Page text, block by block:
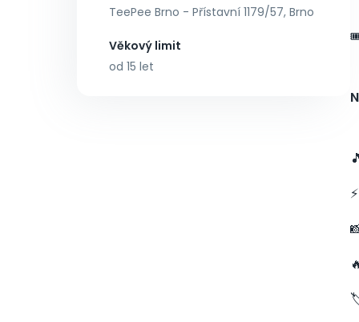
TeePee Brno - Přístavní 1179/57, Brno
Věkový limit
od 15 let